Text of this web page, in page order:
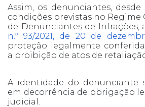
Assim, os denunciantes,
condições previstas no Regime
de Denunciantes de Infrações,
n.º 93/2021, de 20 de
proteção legalmente
a proibição de atos de
A identidade do denunciante
em decorrência de obrigação
judicial.